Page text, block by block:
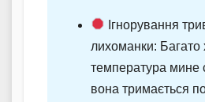
Ігнорування
лихоманки:
температура мине
вона тримається